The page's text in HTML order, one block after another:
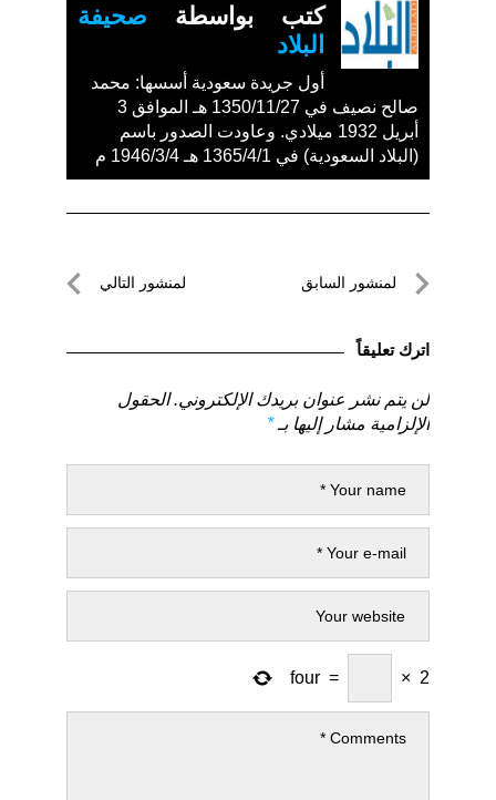
كتب بواسطة صحيفة
البلاد
أول جريدة سعودية أسسها: محمد
صالح نصيف في 1350/11/27 هـ الموافق 3
أبريل 1932 ميلادي. وعاودت الصدور باسم
(البلاد السعودية) في 1365/4/1 هـ 1946/3/4 م
تصفّحلمنشور السابق
السابق
لمنشور التالي
اترك تعليقاً
لن يتم نشر عنوان بريدك الإلكتروني. الحقول
الإلزامية مشار إليها بـ*
2
×
=
four